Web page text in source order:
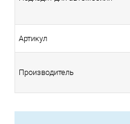
Артикул
Производитель